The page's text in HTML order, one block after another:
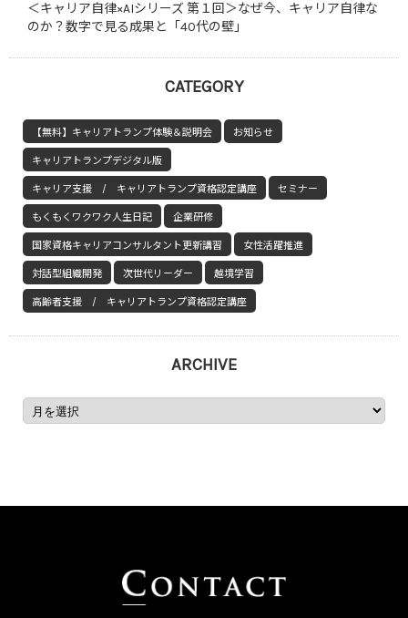
＜キャリア自律×AIシリーズ 第１回＞なぜ今、キャリア自律な
のか？数字で見る成果と「40代の壁」
CATEGORY
【無料】キャリアトランプ体験＆説明会 お知らせ
キャリアトランプデジタル版
キャリア支援 / キャリアトランプ資格認定講座 セミナー
もくもくワクワク人生日記 企業研修
国家資格キャリアコンサルタント更新講習 女性活躍推進
対話型組織開発 次世代リーダー 越境学習
高齢者支援 / キャリアトランプ資格認定講座
ARCHIVE